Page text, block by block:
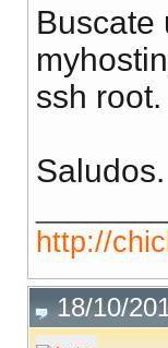
Buscate
ssh root.
Saludos.
http://
18/10/